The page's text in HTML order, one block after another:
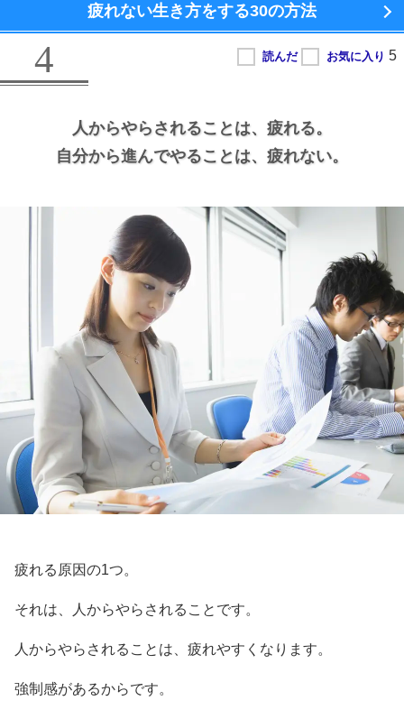
疲れない生き方をする30の方法
4
人からやらされることは、 疲れる。
自分から進んでやることは、 疲れない。
疲れる原因の1つ。
それは、人からやらされることです。
人からやらされることは、疲れやすくなります。
強制感があるからです。